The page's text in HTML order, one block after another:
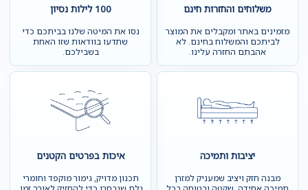
משלוחים והחזרות חינם
מזמינים באתר ומקבלים את המוצר
לביתכם והמשלוח בחינם. לא
אהבתם החזרה עלינו.
100 לילות נסיון
נסו את המיטה שלנו בביתכם כדי
שתדעו בוודאות שזו האחת
בשבילכם.
יציבות ותמיכה
מבנה חזק ויציב שמעניק למזרן
איכות בפרטים הקטנים
תכנון מדויק, גימור מוקפד וחומרי